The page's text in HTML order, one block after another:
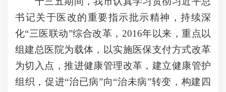
书记关于医改的重要指示批示精神，持续深
化“三医联动”综合改革，2016年以来，重点以
组建总医院为载体，以实施医保支付方式改革
为切入点，推进健康管理改革，建立健康管护
组织，促进“治已病”向“治未病”转变，构建四